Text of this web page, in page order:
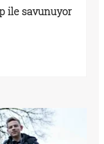
ile savunuyor